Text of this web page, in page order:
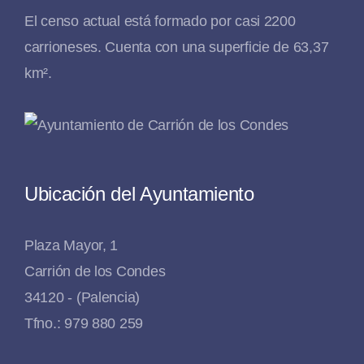
El censo actual está formado por casi 2200
carrioneses. Cuenta con una superficie de 63,37
km².
Ubicación del Ayuntamiento
Plaza Mayor, 1
Carrión de los Condes
34120 - (Palencia)
Tfno.: 979 880 259